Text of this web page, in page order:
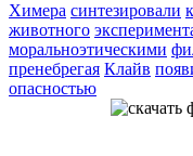
Химера синтезировали
животного
моральноэтическими
пренебрегая Клайв
опасностью